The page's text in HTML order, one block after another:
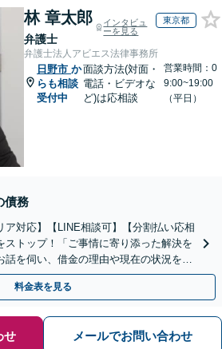
林 章太郎
弁護士
インタビュ
ーを見る
東京都
弁護士法人アビエス法律事務所
日野市 か
らも相談
受付中
面談方法(対面・
電話・ビデオな
ど)は応相談
営業時間：0
9:00~19:00
（平日）
債務
ア対応】【LINE相談可】【分割払い応相
ストップ！「ご事情に寄り添った解決を
話を伺い、借金の理由や現在の状況を丁
気軽にご相談ください。
料金表を見る
せ メールでお問い合わせ